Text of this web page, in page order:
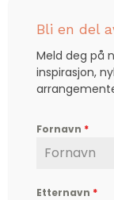
Björg er en
forfatter og
og ikke minst
drømmer om.
Kontakt
Bli en del
Meld deg på
inspirasjon,
Fornavn *
Etternavn *